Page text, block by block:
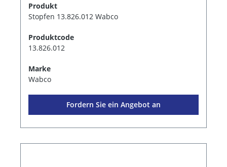
Produkt
Stopfen 13.826.012 Wabco
Produktcode
13.826.012
Marke
Wabco
Fordern Sie ein Angebot an